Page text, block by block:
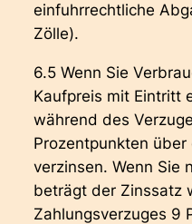
einfuhrrechtliche
Zölle).
6.5 Wenn Sie
Kaufpreis mit Eintritt
während des
Prozentpunkten
verzinsen. Wenn Sie
beträgt der Zinssatz
Zahlungsverzuges 9